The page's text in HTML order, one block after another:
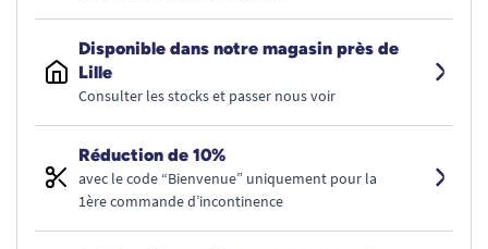
Disponible dans notre magasin près de
Lille
Consulter les stocks et passer nous voir
Réduction de 10%
avec le code “Bienvenue” uniquement pour la
1ère commande d’incontinence